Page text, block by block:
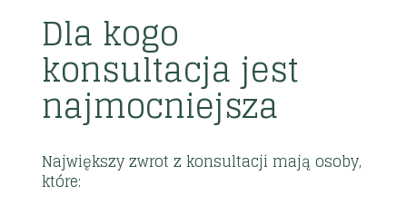
Dla kogo
konsultacja jest
najmocniejsza
Największy zwrot z konsultacji mają osoby,
które: